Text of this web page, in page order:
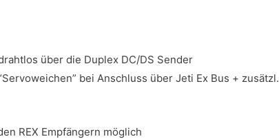
über die Duplex DC/DS Sender
bei Anschluss über Jeti Ex Bus + zusätzl.
REX Empfängern möglich